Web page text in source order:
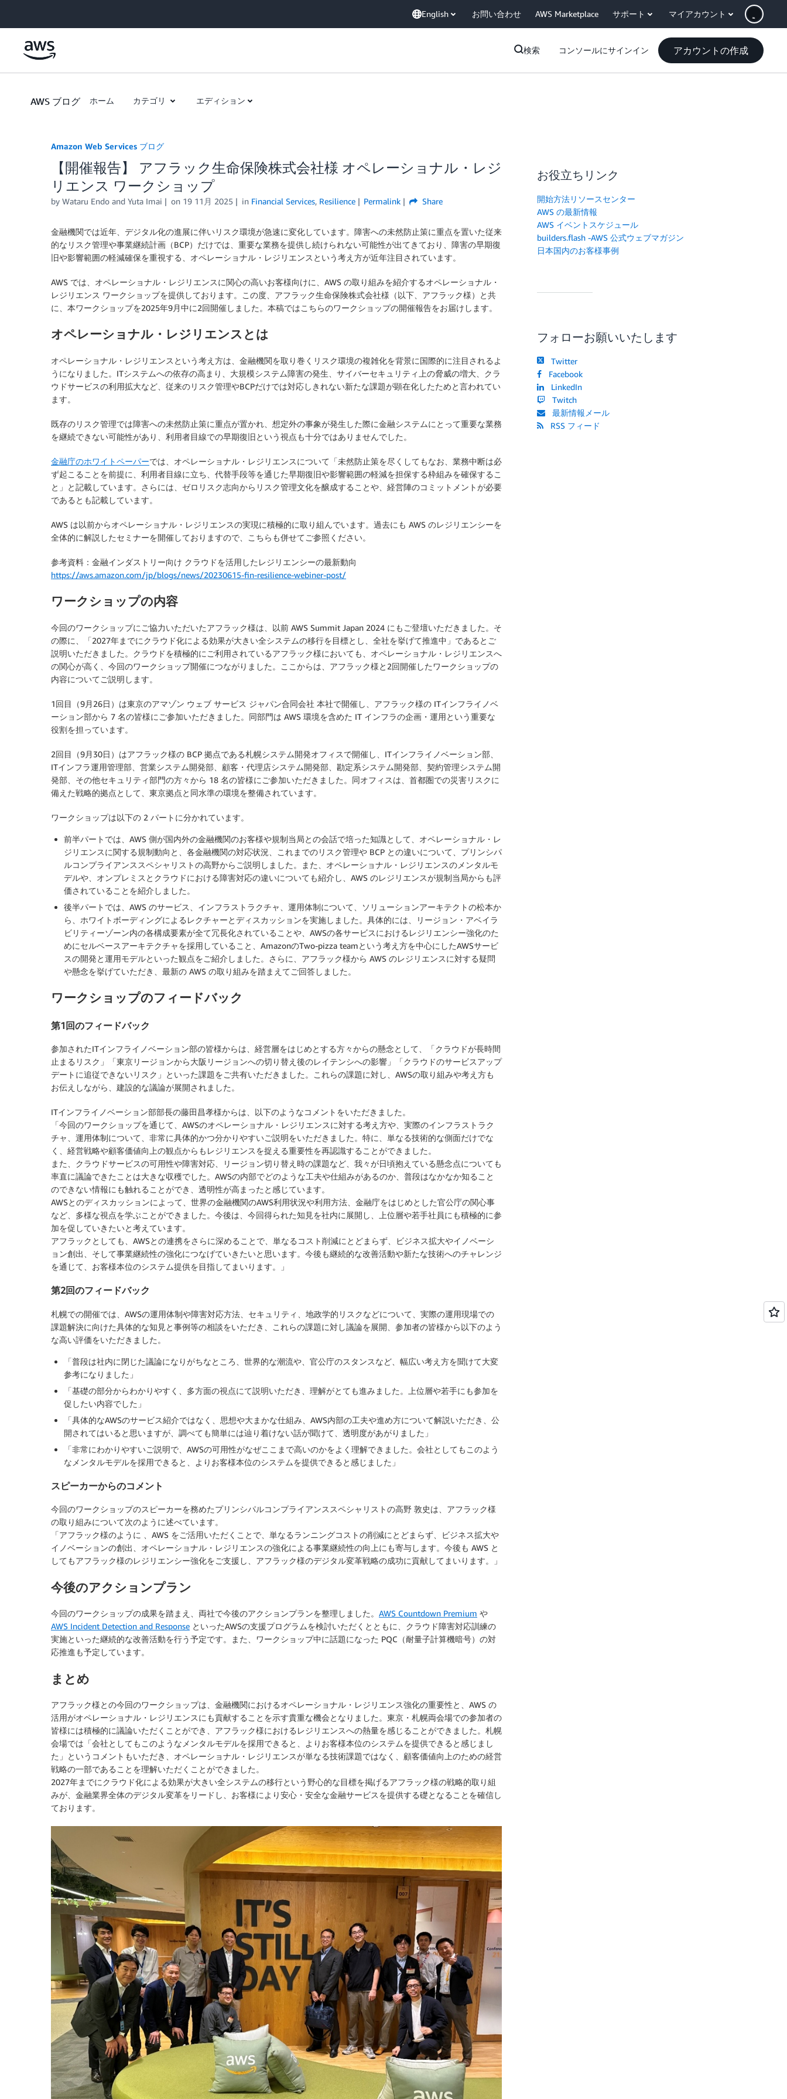
English お問い合わせ AWS Marketplace サポート マイアカウント
検索 コンソールにサインイン アカウントの作成
AWS ブログ ホーム カテゴリ エディション
Amazon Web Services ブログ
【開催報告】 アフラック生命保険株式会社様 オペレーショナル・レジ
リエンス ワークショップ
by Wataru Endo and Yuta Imai on 19 11月 2025 in Financial Services, Resilience Permalink Share
金融機関では近年、デジタル化の進展に伴いリスク環境が急速に変化しています。障害への未然防止策に重点を置いた従来
的なリスク管理や事業継続計画（BCP）だけでは、重要な業務を提供し続けられない可能性が出てきており、障害の早期復
旧や影響範囲の軽減確保を重視する、オペレーショナル・レジリエンスという考え方が近年注目されています。
AWS では、オペレーショナル・レジリエンスに関心の高いお客様向けに、AWS の取り組みを紹介するオペレーショナル・
レジリエンス ワークショップを提供しております。この度、アフラック生命保険株式会社様（以下、アフラック様）と共
に、本ワークショップを2025年9月中に2回開催しました。本稿ではこちらのワークショップの開催報告をお届けします。
オペレーショナル・レジリエンスとは
オペレーショナル・レジリエンスという考え方は、金融機関を取り巻くリスク環境の複雑化を背景に国際的に注目されるよ
うになりました。ITシステムへの依存の高まり、大規模システム障害の発生、サイバーセキュリティ上の脅威の増大、クラ
ウドサービスの利用拡大など、従来のリスク管理やBCPだけでは対応しきれない新たな課題が顕在化したためと言われてい
ます。
既存のリスク管理では障害への未然防止策に重点が置かれ、想定外の事象が発生した際に金融システムにとって重要な業務
を継続できない可能性があり、利用者目線での早期復旧という視点も十分ではありませんでした。
金融庁のホワイトペーパーでは、オペレーショナル・レジリエンスについて「未然防止策を尽くしてもなお、業務中断は必
ず起こることを前提に、利用者目線に立ち、代替手段等を通じた早期復旧や影響範囲の軽減を担保する枠組みを確保するこ
と」と記載しています。さらには、ゼロリスク志向からリスク管理文化を醸成することや、経営陣のコミットメントが必要
であるとも記載しています。
AWS は以前からオペレーショナル・レジリエンスの実現に積極的に取り組んでいます。過去にも AWS のレジリエンシーを
全体的に解説したセミナーを開催しておりますので、こちらも併せてご参照ください。
参考資料：金融インダストリー向け クラウドを活用したレジリエンシーの最新動向
https://aws.amazon.com/jp/blogs/news/20230615-fin-resilience-webiner-post/
ワークショップの内容
今回のワークショップにご協力いただいたアフラック様は、以前 AWS Summit Japan 2024 にもご登壇いただきました。そ
の際に、「2027年までにクラウド化による効果が大きい全システムの移行を目標とし、全社を挙げて推進中」であるとご
説明いただきました。クラウドを積極的にご利用されているアフラック様においても、オペレーショナル・レジリエンスへ
の関心が高く、今回のワークショップ開催につながりました。ここからは、アフラック様と2回開催したワークショップの
内容についてご説明します。
1回目（9月26日）は東京のアマゾン ウェブ サービス ジャパン合同会社 本社で開催し、アフラック様の ITインフライノベ
ーション部から 7 名の皆様にご参加いただきました。同部門は AWS 環境を含めた IT インフラの企画・運用という重要な
役割を担っています。
2回目（9月30日）はアフラック様の BCP 拠点である札幌システム開発オフィスで開催し、ITインフライノベーション部、
ITインフラ運用管理部、営業システム開発部、顧客・代理店システム開発部、勘定系システム開発部、契約管理システム開
発部、その他セキュリティ部門の方々から 18 名の皆様にご参加いただきました。同オフィスは、首都圏での災害リスクに
備えた戦略的拠点として、東京拠点と同水準の環境を整備されています。
ワークショップは以下の 2 パートに分かれています。
前半パートでは、AWS 側が国内外の金融機関のお客様や規制当局との会話で培った知識として、オペレーショナル・レ
ジリエンスに関する規制動向と、各金融機関の対応状況、これまでのリスク管理や BCP との違いについて、プリンシパ
ルコンプライアンススペシャリストの高野からご説明しました。また、オペレーショナル・レジリエンスのメンタルモ
デルや、オンプレミスとクラウドにおける障害対応の違いについても紹介し、AWS のレジリエンスが規制当局からも評
価されていることを紹介しました。
後半パートでは、AWS のサービス、インフラストラクチャ、運用体制について、ソリューションアーキテクトの松本か
ら、ホワイトボーディングによるレクチャーとディスカッションを実施しました。具体的には、リージョン・アベイラ
ビリティーゾーン内の各構成要素が全て冗長化されていることや、AWSの各サービスにおけるレジリエンシー強化のた
めにセルベースアーキテクチャを採用していること、AmazonのTwo-pizza teamという考え方を中心にしたAWSサービ
スの開発と運用モデルといった観点をご紹介しました。さらに、アフラック様から AWS のレジリエンスに対する疑問
や懸念を挙げていただき、最新の AWS の取り組みを踏まえてご回答しました。
ワークショップのフィードバック
第1回のフィードバック
参加されたITインフライノベーション部の皆様からは、経営層をはじめとする方々からの懸念として、「クラウドが長時間
止まるリスク」「東京リージョンから大阪リージョンへの切り替え後のレイテンシへの影響」「クラウドのサービスアップ
デートに追従できないリスク」といった課題をご共有いただきました。これらの課題に対し、AWSの取り組みや考え方も
お伝えしながら、建設的な議論が展開されました。
ITインフライノベーション部部長の藤田昌孝様からは、以下のようなコメントをいただきました。
「今回のワークショップを通じて、AWSのオペレーショナル・レジリエンスに対する考え方や、実際のインフラストラク
チャ、運用体制について、非常に具体的かつ分かりやすいご説明をいただきました。特に、単なる技術的な側面だけでな
く、経営戦略や顧客価値向上の観点からもレジリエンスを捉える重要性を再認識することができました。
また、クラウドサービスの可用性や障害対応、リージョン切り替え時の課題など、我々が日頃抱えている懸念点についても
率直に議論できたことは大きな収穫でした。AWSの内部でどのような工夫や仕組みがあるのか、普段はなかなか知ること
のできない情報にも触れることができ、透明性が高まったと感じています。
AWSとのディスカッションによって、世界の金融機関のAWS利用状況や利用方法、金融庁をはじめとした官公庁の関心事
など、多様な視点を学ぶことができました。今後は、今回得られた知見を社内に展開し、上位層や若手社員にも積極的に参
加を促していきたいと考えています。
アフラックとしても、AWSとの連携をさらに深めることで、単なるコスト削減にとどまらず、ビジネス拡大やイノベーシ
ョン創出、そして事業継続性の強化につなげていきたいと思います。今後も継続的な改善活動や新たな技術へのチャレンジ
を通じて、お客様本位のシステム提供を目指してまいります。」
第2回のフィードバック
札幌での開催では、AWSの運用体制や障害対応方法、セキュリティ、地政学的リスクなどについて、実際の運用現場での
課題解決に向けた具体的な知見と事例等の相談をいただき、これらの課題に対し議論を展開、参加者の皆様から以下のよう
な高い評価をいただきました。
「普段は社内に閉じた議論になりがちなところ、世界的な潮流や、官公庁のスタンスなど、幅広い考え方を聞けて大変
参考になりました」
「基礎の部分からわかりやすく、多方面の視点にて説明いただき、理解がとても進みました。上位層や若手にも参加を
促したい内容でした」
「具体的なAWSのサービス紹介ではなく、思想や大まかな仕組み、AWS内部の工夫や進め方について解説いただき、公
開されてはいると思いますが、調べても簡単には辿り着けない話が聞けて、透明度があがりました」
「非常にわかりやすいご説明で、AWSの可用性がなぜここまで高いのかをよく理解できました。会社としてもこのよう
なメンタルモデルを採用できると、よりお客様本位のシステムを提供できると感じました」
スピーカーからのコメント
今回のワークショップのスピーカーを務めたプリンシパルコンプライアンススペシャリストの高野 敦史は、アフラック様
の取り組みについて次のように述べています。
「アフラック様のように 、AWS をご活用いただくことで、単なるランニングコストの削減にとどまらず、ビジネス拡大や
イノベーションの創出、オペレーショナル・レジリエンスの強化による事業継続性の向上にも寄与します。今後も AWS と
してもアフラック様のレジリエンシー強化をご支援し、アフラック様のデジタル変革戦略の成功に貢献してまいります。」
今後のアクションプラン
今回のワークショップの成果を踏まえ、両社で今後のアクションプランを整理しました。 AWS Countdown Premium や
AWS Incident Detection and Response といったAWSの支援プログラムを検討いただくとともに、クラウド障害対応訓練の
実施といった継続的な改善活動を行う予定です。また、ワークショップ中に話題になった PQC（耐量子計算機暗号）の対
応推進も予定しています。
まとめ
アフラック様との今回のワークショップは、金融機関におけるオペレーショナル・レジリエンス強化の重要性と、AWS の
活用がオペレーショナル・レジリエンスにも貢献することを示す貴重な機会となりました。東京・札幌両会場での参加者の
皆様には積極的に議論いただくことができ、アフラック様におけるレジリエンスへの熱量を感じることができました。札幌
会場では「会社としてもこのようなメンタルモデルを採用できると、よりお客様本位のシステムを提供できると感じまし
た」というコメントもいただき、オペレーショナル・レジリエンスが単なる技術課題ではなく、顧客価値向上のための経営
戦略の一部であることを理解いただくことができました。
2027年までにクラウド化による効果が大きい全システムの移行という野心的な目標を掲げるアフラック様の戦略的取り組
みが、金融業界全体のデジタル変革をリードし、お客様により安心・安全な金融サービスを提供する礎となることを確信し
ております。
お役立ちリンク
開始方法リソースセンター
AWS の最新情報
AWS イベントスケジュール
builders.flash -AWS 公式ウェブマガジン
日本国内のお客様事例
フォローお願いいたします
Twitter
Facebook
LinkedIn
Twitch
最新情報メール
RSS フィード